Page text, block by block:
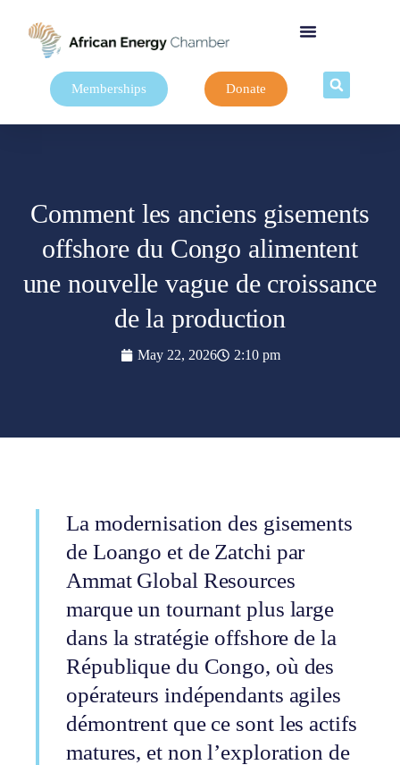
Memberships Donate
Comment les anciens gisements
offshore du Congo alimentent
une nouvelle vague de croissance
de la production
May 22, 2026 2:10 pm
La modernisation des gisements
de Loango et de Zatchi par
Ammat Global Resources
marque un tournant plus large
dans la stratégie offshore de la
République du Congo, où des
opérateurs indépendants agiles
démontrent que ce sont les actifs
matures, et non l’exploration de